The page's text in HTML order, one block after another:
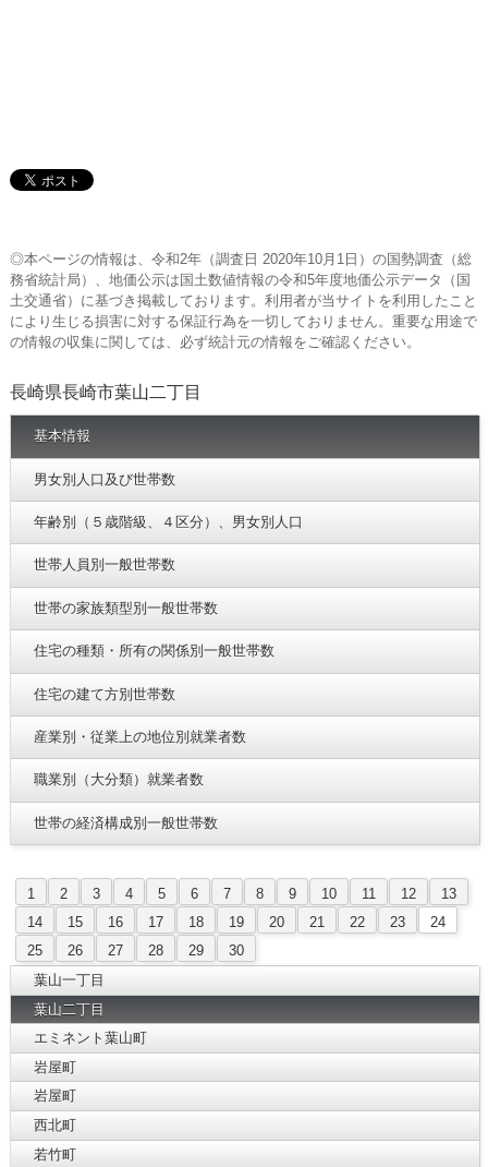
◎本ページの情報は、令和2年（調査日 2020年10月1日）の国勢調査（総
務省統計局）、地価公示は国土数値情報の令和5年度地価公示データ（国
土交通省）に基づき掲載しております。利用者が当サイトを利用したこと
により生じる損害に対する保証行為を一切しておりません。重要な用途で
の情報の収集に関しては、必ず統計元の情報をご確認ください。
長崎県長崎市葉山二丁目
基本情報
男女別人口及び世帯数
年齢別（５歳階級、４区分）、男女別人口
世帯人員別一般世帯数
世帯の家族類型別一般世帯数
住宅の種類・所有の関係別一般世帯数
住宅の建て方別世帯数
産業別・従業上の地位別就業者数
職業別（大分類）就業者数
世帯の経済構成別一般世帯数
1 2 3 4 5 6 7 8 9 10 11 12
13
14
15 16 17 18 19 20 21 22 23
24
25
26 27 28 29
30
葉山一丁目
葉山二丁目
エミネント葉山町
岩屋町
岩屋町
西北町
若竹町